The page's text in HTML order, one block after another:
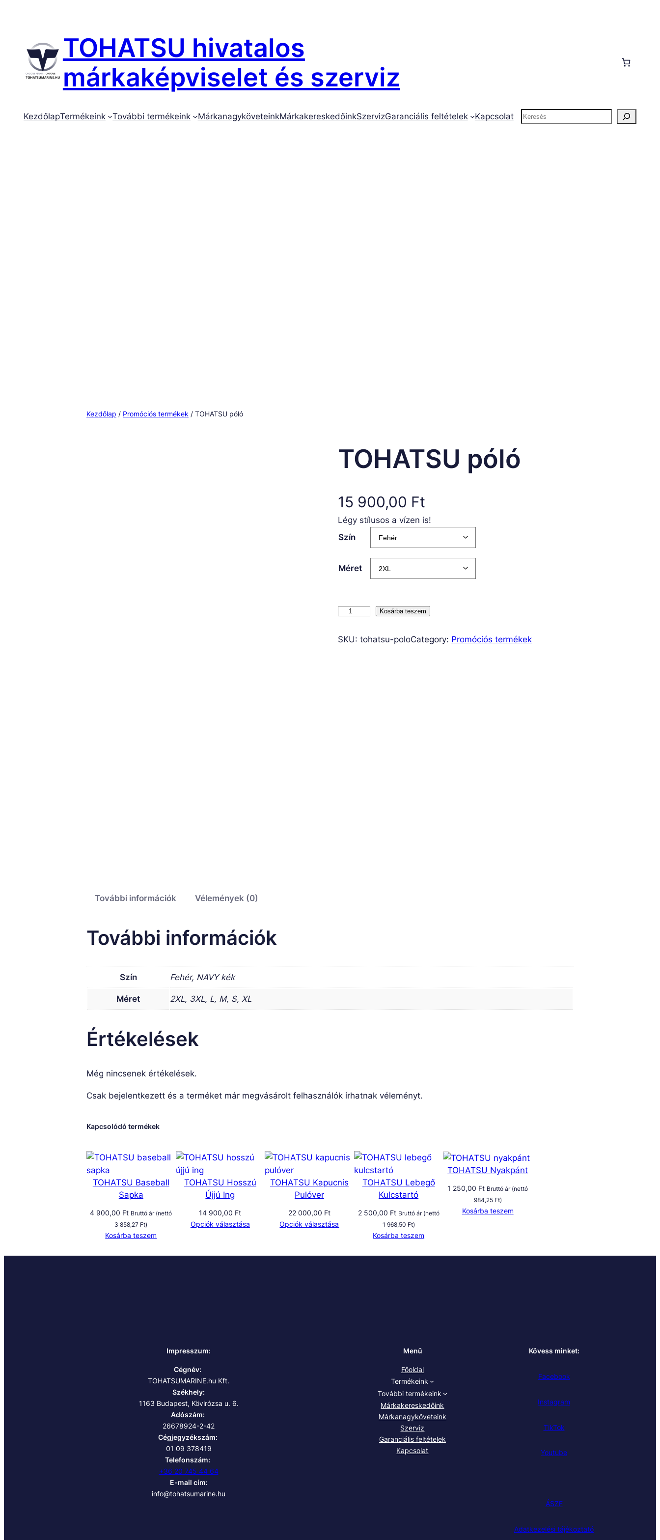
TOHATSU hivatalos
márkaképviselet és szerviz
KezdőlapTermékeink További termékeink MárkanagyköveteinkMárkakereskedőinkSzervizGaranciális feltételek Kapcsolat Keresés
Kezdőlap / Promóciós termékek / TOHATSU póló
TOHATSU póló
15 900,00 Ft
Légy stílusos a vízen is!
Szín
Méret
H
Kosárba teszem
SKU: tohatsu-poloCategory: Promóciós termékek
További információk Vélemények (0)
További információk
Szín Fehér, NAVY kék
Méret 2XL, 3XL, L, M, S, XL
Értékelések
Még nincsenek értékelések.
Csak bejelentkezett és a terméket már megvásárolt felhasználók írhatnak véleményt.
Kapcsolódó termékek
TOHATSU Baseball
Sapka
4 900,00 Ft Bruttó ár (nettó
3 858,27 Ft)
Kosárba teszem
TOHATSU Hosszú
Újjú Ing
14 900,00 Ft
Opciók választása
TOHATSU Kapucnis
Pulóver
22 000,00 Ft
Opciók választása
TOHATSU Lebegő
Kulcstartó
2 500,00 Ft Bruttó ár (nettó
1 968,50 Ft)
Kosárba teszem
TOHATSU Nyakpánt
1 250,00 Ft Bruttó ár (nettó
984,25 Ft)
Kosárba teszem
Impresszum:
Cégnév:
TOHATSUMARINE.hu Kft.
Székhely:
1163 Budapest, Kövirózsa u. 6.
Adószám:
26678924-2-42
Cégjegyzékszám:
01 09 378419
Telefonszám:
+36 20 745 44 64
E-mail cím:
info@tohatsumarine.hu
Menü
Főoldal
Termékeink
További termékeink
Márkakereskedőink
Márkanagyköveteink
Szerviz
Garanciális feltételek
Kapcsolat
Kövess minket:
Facebook
Instagram
TikTok
Youtube
ÁSZF
Adatkezelési tájékoztató